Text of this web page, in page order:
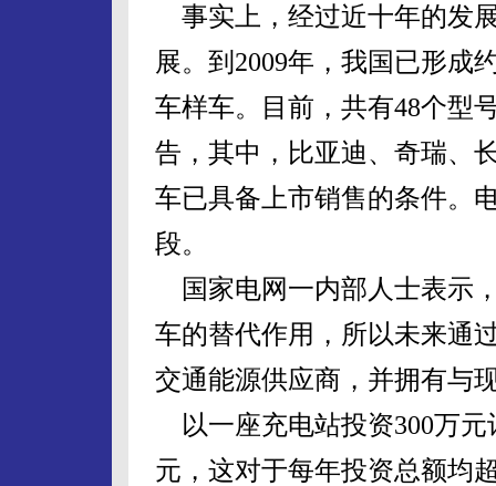
事实上，经过近十年的发
展。到2009年，我国已形成
车样车。目前，共有48个型
告，其中，比亚迪、奇瑞、
车已具备上市销售的条件。
段。
国家电网一内部人士表示
车的替代作用，所以未来通
交通能源供应商，并拥有与
以一座充电站投资300万元
元，这对于每年投资总额均